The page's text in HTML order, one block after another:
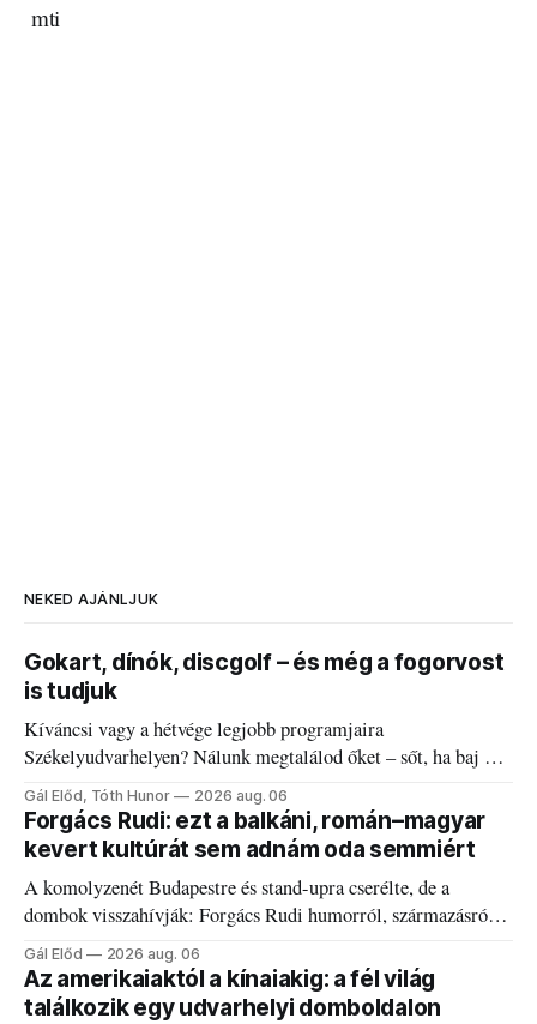
mti
NEKED AJÁNLJUK
Gokart, dínók, discgolf – és még a fogorvost
is tudjuk
Kíváncsi vagy a hétvége legjobb programjaira
Székelyudvarhelyen? Nálunk megtalálod őket – sőt, ha baj van
a fogaddal, a fogorvosi ügyeletet is!
Gál Előd, Tóth Hunor 2026 aug. 06
Forgács Rudi: ezt a balkáni, román–magyar
kevert kultúrát sem adnám oda semmiért
A komolyzenét Budapestre és stand-upra cserélte, de a
dombok visszahívják: Forgács Rudi humorról, származásról
és határokról.
Gál Előd 2026 aug. 06
Az amerikaiaktól a kínaiakig: a fél világ
találkozik egy udvarhelyi domboldalon